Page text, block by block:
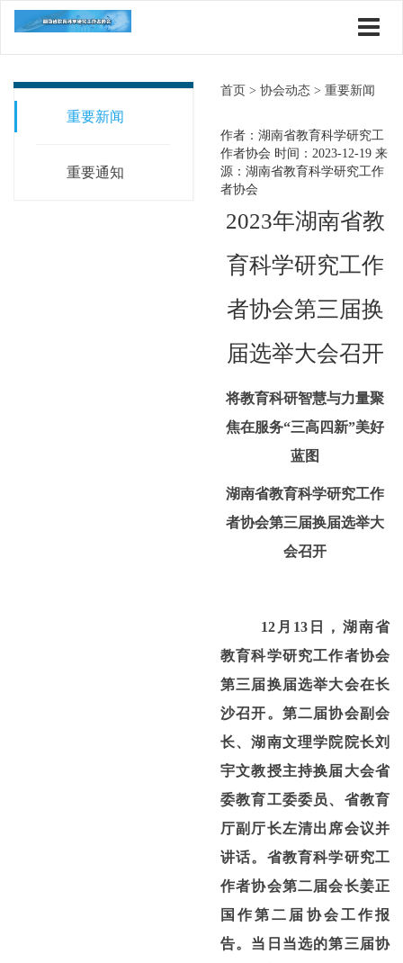
重要新闻
重要通知
首页 > 协会动态 > 重要新闻
作者：湖南省教育科学研究工
作者协会 时间：2023-12-19 来
源：湖南省教育科学研究工作
者协会
2023年湖南省教
育科学研究工作
者协会第三届换
届选举大会召开
将教育科研智慧与力量聚
焦在服务“三高四新”美好
蓝图
湖南省教育科学研究工作
者协会第三届换届选举大
会召开
12月 13日，湖南省
教育科学研究工作者协会
第三届换届选举大会在长
沙召开。 第二届协会副会
长、湖南文理学院院长刘
宇文教授主持换届大会省
委教育工委委员、省教育
厅副厅长左清出席会议并
讲话。省教育科学研究工
作者协会第二届会长姜正
国作第二届协会工作报
告。当日当选的第三届协